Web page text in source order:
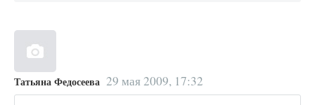
Татьяна Федосеева 29 мая 2009, 17:32